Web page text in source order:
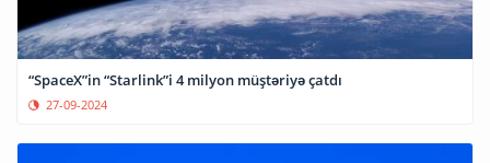
“SpaceX”in “Starlink”i 4 milyon müştəriyə çatdı
27-09-2024